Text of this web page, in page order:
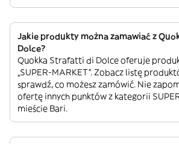
Jakie produkty można zamawiać z
Dolce?
Quokka Strafatti di Dolce oferuje
„SUPER-MARKET”. Zobacz listę
sprawdź, co możesz zamówić. Nie
ofertę innych punktów z kategorii
mieście Bari.